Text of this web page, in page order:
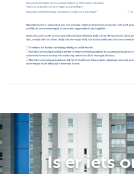
Is er iets